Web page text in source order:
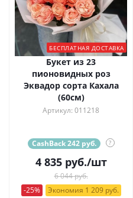
БЕСПЛАТНАЯ ДОСТАВКА
Букет из 23
пионовидных роз
Эквадор сорта Кахала
(60см)
Артикул: 011218
CashBack 242 руб. ?
4 835руб./шт
6 044 руб.
-25%
Экономия 1 209 руб.